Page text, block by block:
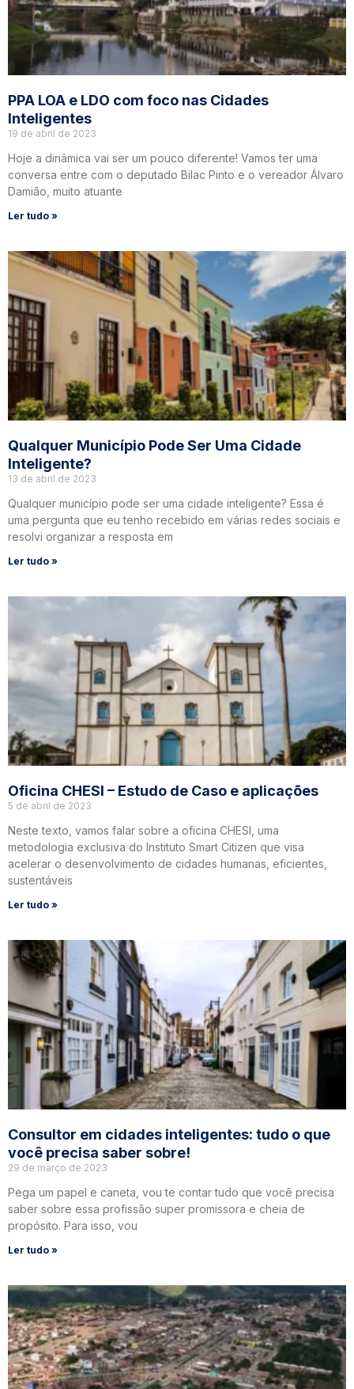
PPA LOA e LDO com foco nas Cidades
Inteligentes
19 de abril de 2023
Hoje a dinâmica vai ser um pouco diferente! Vamos ter uma
conversa entre com o deputado Bilac Pinto e o vereador Álvaro
Damião, muito atuante
Ler tudo »
Qualquer Município Pode Ser Uma Cidade
Inteligente?
13 de abril de 2023
Qualquer município pode ser uma cidade inteligente? Essa é
uma pergunta que eu tenho recebido em várias redes sociais e
resolvi organizar a resposta em
Ler tudo »
Oficina CHESI – Estudo de Caso e aplicações
5 de abril de 2023
Neste texto, vamos falar sobre a oficina CHESI, uma
metodologia exclusiva do Instituto Smart Citizen que visa
acelerar o desenvolvimento de cidades humanas, eficientes,
sustentáveis
Ler tudo »
Consultor em cidades inteligentes: tudo o que
você precisa saber sobre!
29 de março de 2023
Pega um papel e caneta, vou te contar tudo que você precisa
saber sobre essa profissão super promissora e cheia de
propósito. Para isso, vou
Ler tudo »